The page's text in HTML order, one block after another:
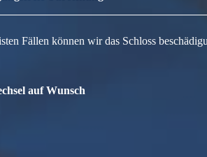
Fällen können wir das Schloss
auf Wunsch